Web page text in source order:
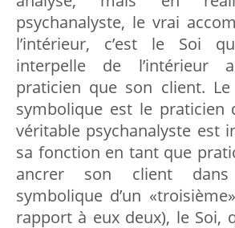
psychanalyste, le vrai
l’intérieur, c’est le Soi
interpelle de l’intérieur
praticien que son client. Le
symbolique est le praticien
véritable psychanalyste est
sa fonction en tant que
ancrer son client dans
symbolique d’un
rapport à eux deux), le Soi,